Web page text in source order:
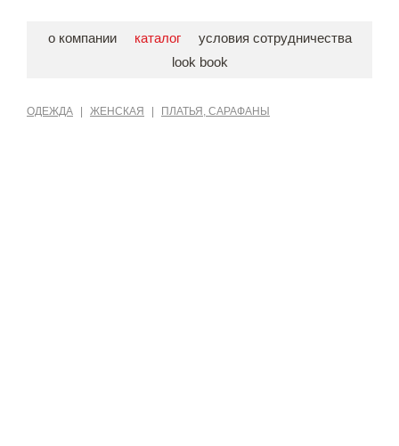
о компании каталог
условия сотрудничества
look book
ОДЕЖДА ЖЕНСКАЯ ПЛАТЬЯ, САРАФАНЫ